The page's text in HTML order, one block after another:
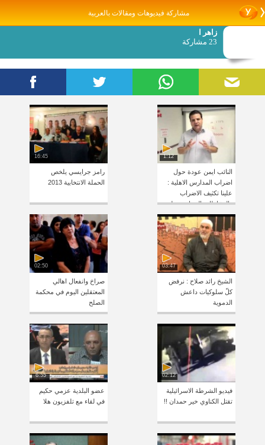
مشاركة فيديوهات ومقالات بالعربية
زاهر ا
23 مشاركة
1:12
النائب ايمن عودة حول
اضراب المدارس الاهلية :
علينا تكثيف الاضراب
والنشاطات الجماهيرية لعدة
ايام
16:45
رامز جرايسي يلخص
الحملة الانتخابية 2013
03:47
الشيخ رائد صلاح : نرفض
كلّ سلوكيات داعش
الدموية
02:50
صراخ وانفعال اهالي
المعتقلين اليوم في محكمة
الصلح
02:12
فيديو الشرطة الاسرائيلية
تقتل الكناوي خير حمدان !!
6:55
عضو البلدية عزمي حكيم
في لقاء مع تلفزيون هلا